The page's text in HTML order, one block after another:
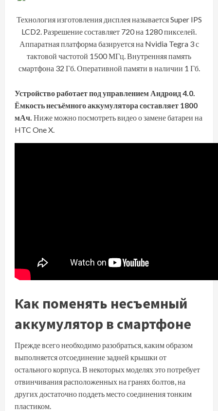
Технология изготовления дисплея называется Super IPS
LCD2. Разрешение составляет 720 на 1280 пикселей.
Аппаратная платформа базируется на Nvidia Tegra 3 с
тактовой частотой 1500 МГц. Внутренняя память
смартфона 32 Гб. Оперативной памяти в наличии 1 Гб.
Устройство работает под управлением Андроид 4.0.
Ёмкость несъёмного аккумулятора составляет 1800
мАч. Ниже можно посмотреть видео о замене батареи на
HTC One X.
Как поменять несъемный
аккумулятор в смартфоне
Прежде всего необходимо разобраться, каким образом
выполняется отсоединение задней крышки от
остального корпуса. В некоторых моделях это потребует
отвинчивания расположенных на гранях болтов, на
других достаточно поддеть место соединения тонким
пластиком.